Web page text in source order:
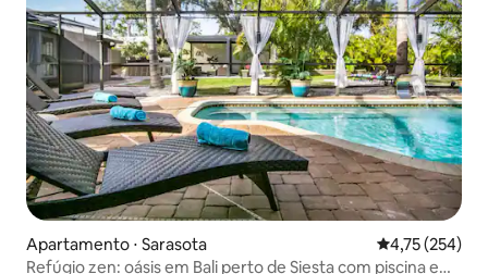
Apartamento ⋅ Sarasota 4,75 de uma
4,75 (254)
Refúgio zen: oásis em Bali perto de Siesta com piscina e